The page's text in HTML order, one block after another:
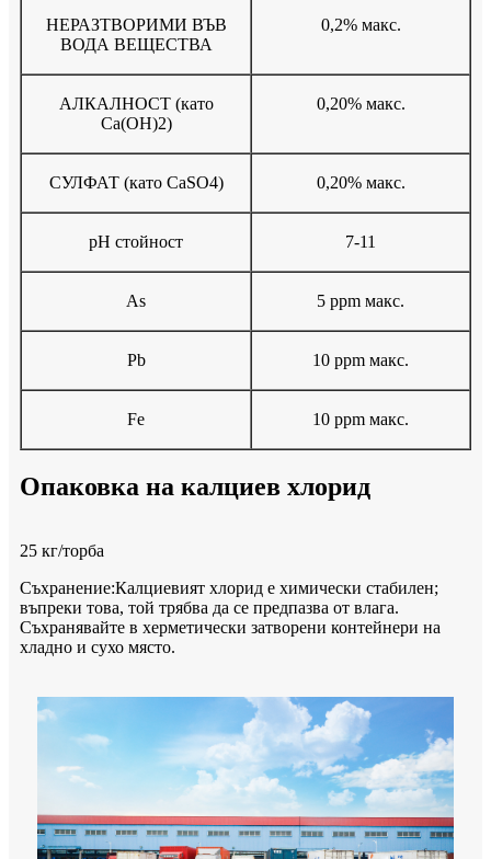
НЕРАЗТВОРИМИ ВЪВ
ВОДА ВЕЩЕСТВА
0,2% макс.
АЛКАЛНОСТ (като
Ca(OH)2)
0,20% макс.
СУЛФАТ (като CaSO4) 0,20% макс.
pH стойност 7-11
As 5 ppm макс.
Pb 10 ppm макс.
Fe 10 ppm макс.
Опаковка на калциев хлорид
25 кг/торба
Съхранение:Калциевият хлорид е химически стабилен;
въпреки това, той трябва да се предпазва от влага.
Съхранявайте в херметически затворени контейнери на
хладно и сухо място.